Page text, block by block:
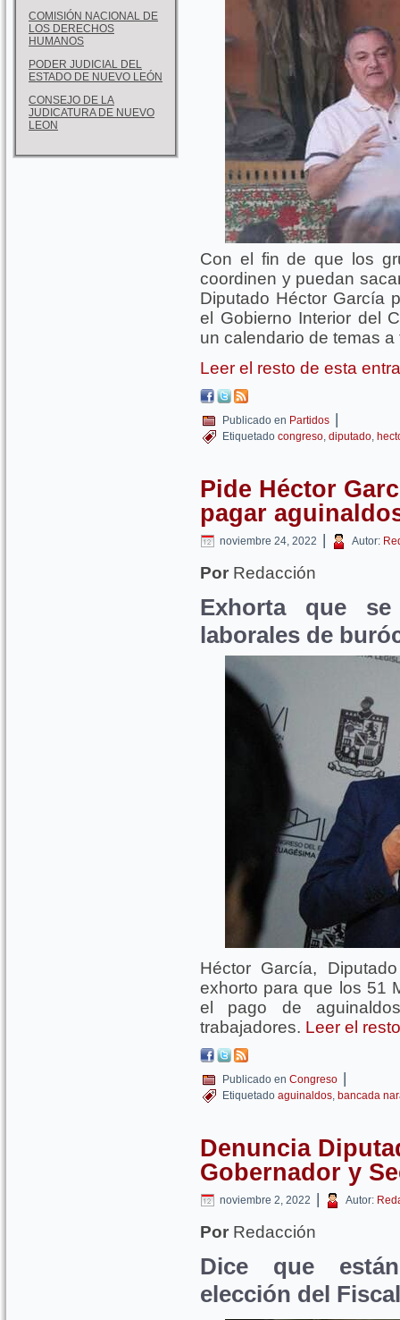
COMISIÓN NACIONAL DE
LOS DERECHOS
HUMANOS
PODER JUDICIAL DEL
ESTADO DE NUEVO LEÓN
CONSEJO DE LA
JUDICATURA DE NUEVO
LEON
Con el fin de que los
coordinen y puedan
Diputado Héctor García
el Gobierno Interior del
un calendario de temas
Leer el resto de esta
Publicado en Partidos |
Etiquetado congreso, diputado,
Pide Héctor
pagar
noviembre 24, 2022 | Autor:
Por Redacción
Exhorta que
laborales de
Héctor García,
exhorto para que los 51
el pago de
trabajadores. Leer el
Publicado en Congreso |
Etiquetado aguinaldos, bancada
Denuncia
Gobernador y
noviembre 2, 2022 | Autor:
Por Redacción
Dice que
elección del Fiscal